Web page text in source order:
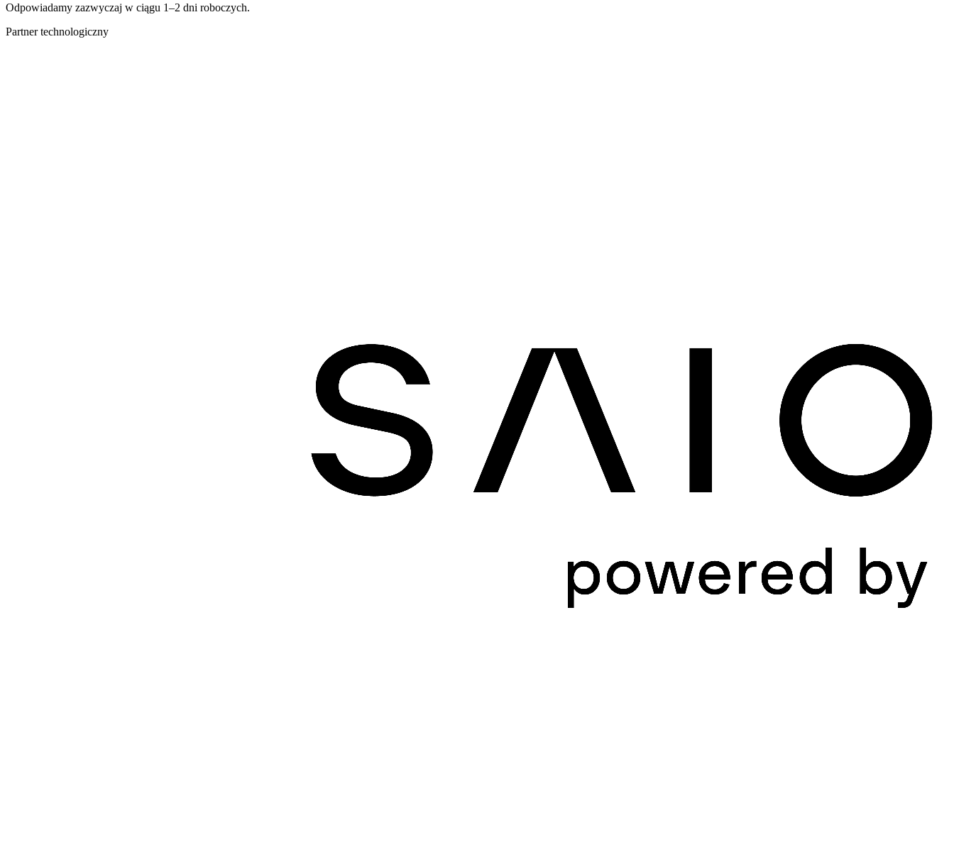
Odpowiadamy zazwyczaj w ciągu 1–2 dni roboczych.
Partner technologiczny